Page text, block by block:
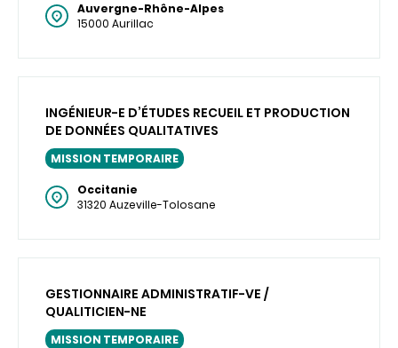
Auvergne-Rhône-Alpes
15000 Aurillac
INGÉNIEUR-E D’ÉTUDES RECUEIL ET PRODUCTION
DE DONNÉES QUALITATIVES
MISSION TEMPORAIRE
Occitanie
31320 Auzeville-Tolosane
GESTIONNAIRE ADMINISTRATIF-VE /
QUALITICIEN-NE
MISSION TEMPORAIRE